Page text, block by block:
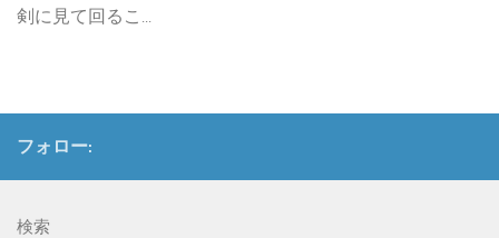
剣に見て回るこ...
フォロー:
検索